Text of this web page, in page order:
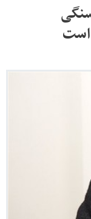
است